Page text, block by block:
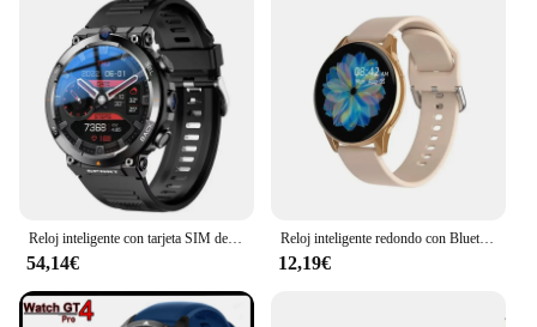
Reloj inteligente con tarjeta SIM de red 4G para hombres y mujeres, 1,39 pulgadas, cámara Dual, GPS, Wifi, NFC, resistente, 64G-ROM, Google Play, IP67, Android
54,14€
Reloj inteligente redondo con Bluetooth para hombre y mujer, pulsera con seguimiento de actividad física, personalizada, para Android e IOS, 2024
12,19€